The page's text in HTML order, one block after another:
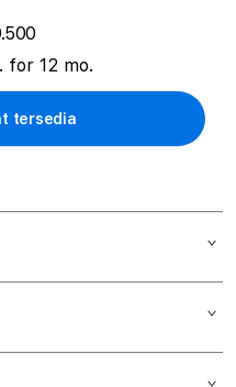
for 12 mo.
tersedia